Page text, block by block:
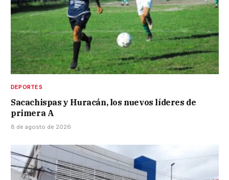
DEPORTES
Sacachispas y Huracán, los nuevos líderes de
primera A
8 de agosto de 2026